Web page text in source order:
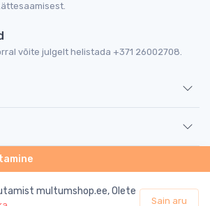
võite julgelt helistada +371 26002708.
"Multum". Kõik õigused kaitstud.
multumshop.ee, Olete
Sain aru